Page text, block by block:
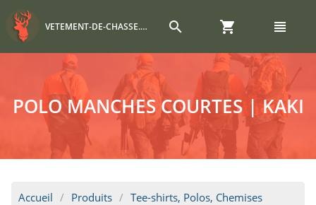
VETEMENT-DE-CHASSE.COM search shopping_cart view_headline
POLO MANCHES COURTES | KAKI
Accueil Produits Tee-shirts, Polos, Chemises